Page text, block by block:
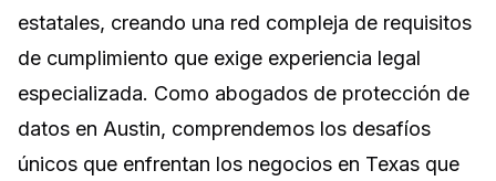
estatales, creando una red compleja de requisitos
de cumplimiento que exige experiencia legal
especializada. Como abogados de protección de
datos en Austin, comprendemos los desafíos
únicos que enfrentan los negocios en Texas que